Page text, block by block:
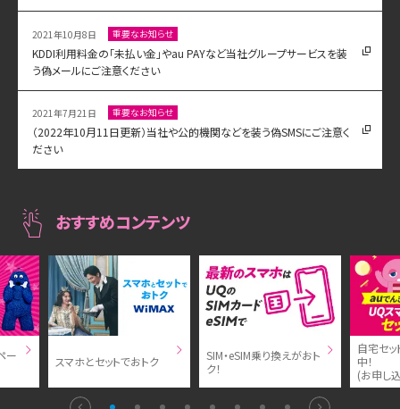
2021年10月8日 重要なお知らせ
KDDI利用料金の「未払い金」やau PAYなど当社グループサービスを装
う偽メールにご注意ください
2021年7月21日 重要なお知らせ
（2022年10月11日更新）当社や公的機関などを装う偽SMSにご注意く
ださい
おすすめコンテンツ
ー スマホとセットでおトク
SIM・eSIM乗り換えがおト
ク！
自宅セ
中！
(お申し